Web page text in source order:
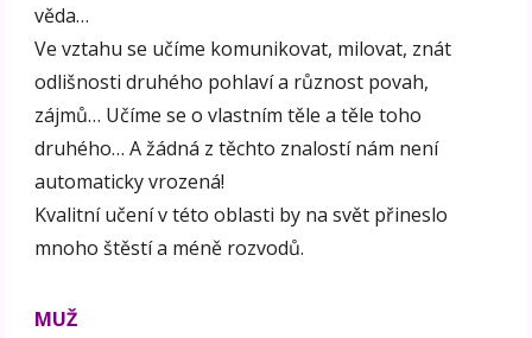
věda…
Ve vztahu se učíme komunikovat, milovat, znát
odlišnosti druhého pohlaví a různost povah,
zájmů… Učíme se o vlastním těle a těle toho
druhého… A žádná z těchto znalostí nám není
automaticky vrozená!
Kvalitní učení v této oblasti by na svět přineslo
mnoho štěstí a méně rozvodů.
MUŽ